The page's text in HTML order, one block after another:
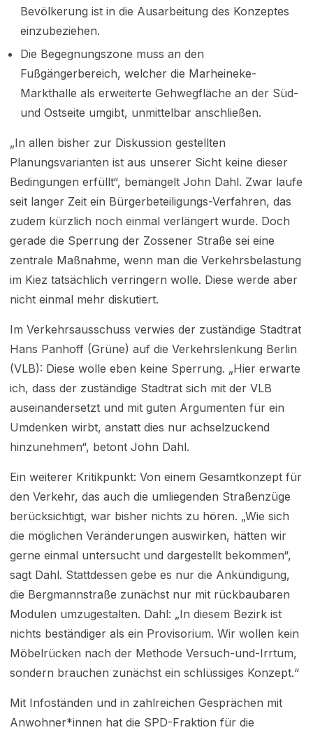
Bevölkerung ist in die Ausarbeitung des Konzeptes
einzubeziehen.
Die Begegnungszone muss an den
Fußgängerbereich, welcher die Marheineke-
Markthalle als erweiterte Gehwegfläche an der Süd-
und Ostseite umgibt, unmittelbar anschließen.
„In allen bisher zur Diskussion gestellten
Planungsvarianten ist aus unserer Sicht keine dieser
Bedingungen erfüllt“, bemängelt John Dahl. Zwar laufe
seit langer Zeit ein Bürgerbeteiligungs-Verfahren, das
zudem kürzlich noch einmal verlängert wurde. Doch
gerade die Sperrung der Zossener Straße sei eine
zentrale Maßnahme, wenn man die Verkehrsbelastung
im Kiez tatsächlich verringern wolle. Diese werde aber
nicht einmal mehr diskutiert.
Im Verkehrsausschuss verwies der zuständige Stadtrat
Hans Panhoff (Grüne) auf die Verkehrslenkung Berlin
(VLB): Diese wolle eben keine Sperrung. „Hier erwarte
ich, dass der zuständige Stadtrat sich mit der VLB
auseinandersetzt und mit guten Argumenten für ein
Umdenken wirbt, anstatt dies nur achselzuckend
hinzunehmen“, betont John Dahl.
Ein weiterer Kritikpunkt: Von einem Gesamtkonzept für
den Verkehr, das auch die umliegenden Straßenzüge
berücksichtigt, war bisher nichts zu hören. „Wie sich
die möglichen Veränderungen auswirken, hätten wir
gerne einmal untersucht und dargestellt bekommen“,
sagt Dahl. Stattdessen gebe es nur die Ankündigung,
die Bergmannstraße zunächst nur mit rückbaubaren
Modulen umzugestalten. Dahl: „In diesem Bezirk ist
nichts beständiger als ein Provisorium. Wir wollen kein
Möbelrücken nach der Methode Versuch-und-Irrtum,
sondern brauchen zunächst ein schlüssiges Konzept.“
Mit Infoständen und in zahlreichen Gesprächen mit
Anwohner*innen hat die SPD-Fraktion für die